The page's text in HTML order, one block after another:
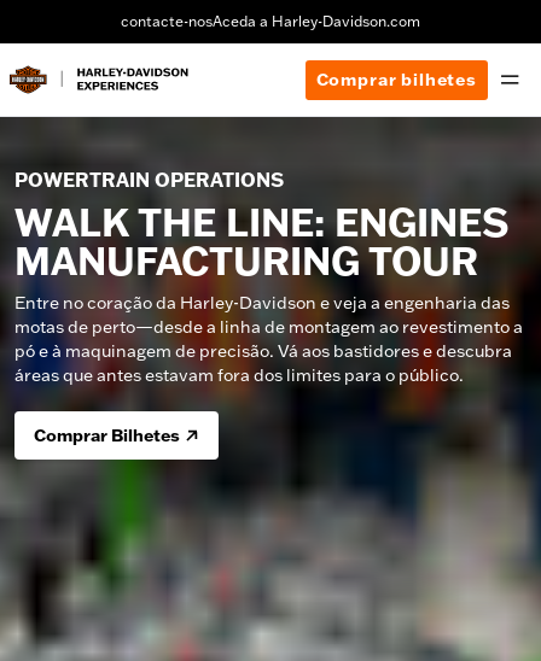
contacte-nosAceda a Harley-Davidson.com
Comprar bilhetes
POWERTRAIN OPERATIONS
WALK THE LINE: ENGINES
MANUFACTURING TOUR
Entre no coração da Harley-Davidson e veja a engenharia das
motas de perto—desde a linha de montagem ao revestimento a
pó e à maquinagem de precisão. Vá aos bastidores e descubra
áreas que antes estavam fora dos limites para o público.
Comprar Bilhetes